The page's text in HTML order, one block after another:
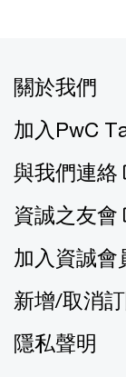
關於我們
加入PwC
與我們連絡
資誠之友會
加入資誠會
新增/取消
隱私聲明